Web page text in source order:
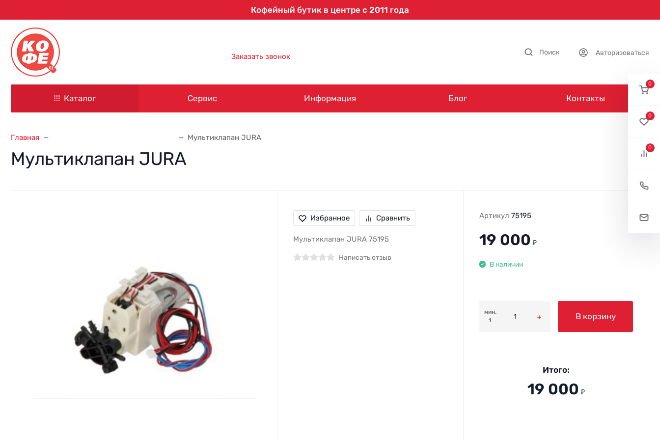
Кофейный бутик в центре с 2011 года
Заказать звонок Поиск Авторизоваться
Каталог Сервис Информация Блог Контакты
Главная Мультиклапан JURA
Мультиклапан JURA
Избранное Сравнить
Мультиклапан JURA 75195
Написать отзыв
Артикул 75195
19 000 ₽
В наличии
мин.
1
В корзину
Итого:
19 000 ₽
0
0
0